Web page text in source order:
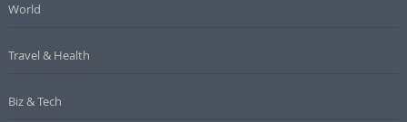
World
Travel & Health
Biz & Tech